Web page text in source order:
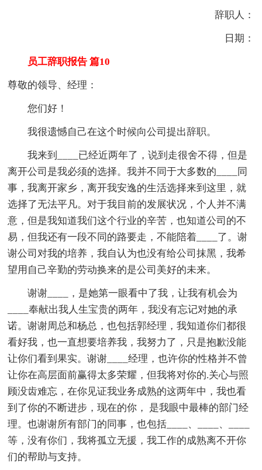
辞职人：
日期：
员工辞职报告 篇10
尊敬的领导、经理：
您们好！
我很遗憾自己在这个时候向公司提出辞职。
我来到____已经近两年了，说到走很舍不得，但是
离开公司是我必须的选择。我并不同于大多数的____同
事，我离开家乡，离开我安逸的生活选择来到这里，就
选择了无法平凡。对于我目前的发展状况，个人并不满
意，但是我知道我们这个行业的辛苦，也知道公司的不
易，但我还有一段不同的路要走，不能陪着____了。谢
谢公司对我的培养，我自认为也没有给公司抹黑，我希
望用自己辛勤的劳动换来的是公司美好的未来。
谢谢____，是她第一眼看中了我，让我有机会为
____奉献出我人生宝贵的两年，我没有忘记对她的承
诺。谢谢周总和杨总，也包括郭经理，我知道你们都很
看好我，也一直想要培养我，我努力了，只是抱歉没能
让你们看到果实。谢谢____经理，也许你的性格并不曾
让你在高层面前赢得太多荣耀，但我将对你的.关心与照
顾没齿难忘，在你见证我业务成熟的这两年中，我也看
到了你的不断进步，现在的你， 是我眼中最棒的部门经
理。也谢谢所有部门的同事，也包括____、____、____
等，没有你们，我将孤立无援，我工作的成熟离不开你
们的帮助与支持。